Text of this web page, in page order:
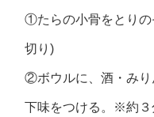
①たらの小骨をとりの
切り)
②ボウルに、酒・み
下味をつける。※約３